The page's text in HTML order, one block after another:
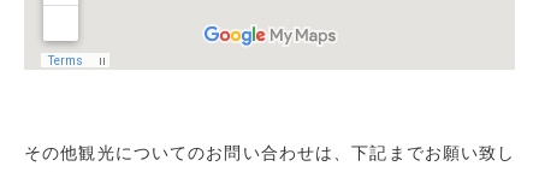
その他観光についてのお問い合わせは、下記までお願い致し